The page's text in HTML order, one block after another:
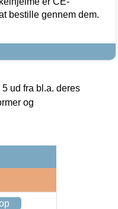
bestille gennem dem.
ud fra bl.a. deres
og